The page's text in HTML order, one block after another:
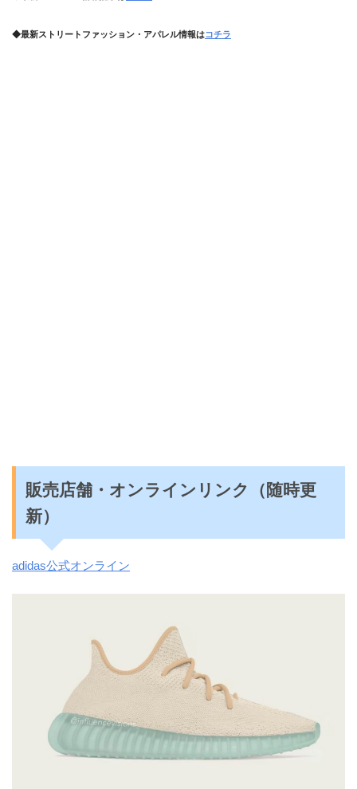
◆最新ストリートファッション・アパレル情報はコチラ
販売店舗・オンラインリンク（随時更
新）
adidas公式オンライン